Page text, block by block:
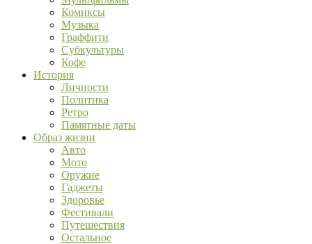
Комиксы
Музыка
Граффити
Субкультуры
Кофе
История
Личности
Политика
Ретро
Памятные даты
Образ жизни
Авто
Мото
Оружие
Гаджеты
Здоровье
Фестивали
Путешествия
Остальное